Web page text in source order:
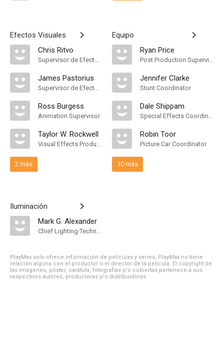
Efectos Visuales
Chris Ritvo
Supervisor de Efectos Visuales
James Pastorius
Supervisor de Efectos Visuales
Ross Burgess
Animation Supervisor
Taylor W. Rockwell
Visual Effects Producer
2 más
Iluminación
Mark G. Alexander
Chief Lighting Technician
Equipo
Ryan Price
Post Production Supervisor
Jennifer Clarke
Stunt Coordinator
Dale Shippam
Special Effects Coordinator
Robin Toor
Picture Car Coordinator
10 más
PlayMax solo ofrece información de películas y series, PlayMax no tiene
relación alguna con el productor o el director de la película. El copyright de
las imágenes, póster, carátula, fotografías y/o cubiertas pertenece a sus
respectivos autores, productoras y/o distribuidoras.